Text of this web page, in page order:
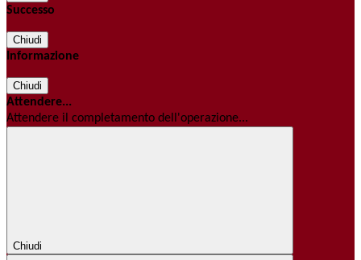
Successo
Chiudi
Informazione
Chiudi
Attendere...
Attendere il completamento dell'operazione...
Chiudi